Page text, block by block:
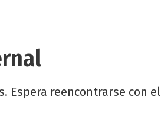
Espera reencontrarse con el